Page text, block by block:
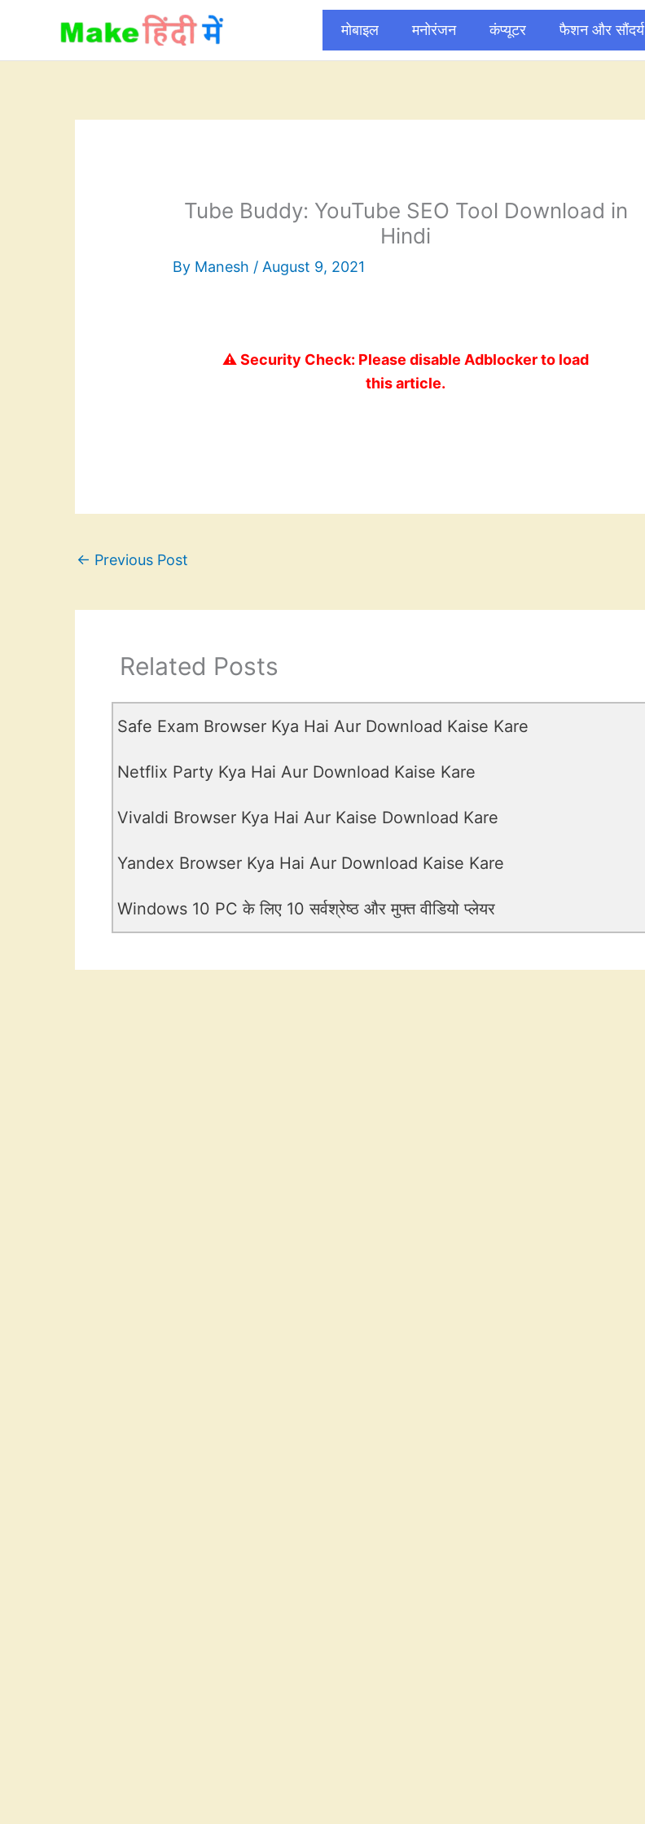
content
मोबाइल मनोरंजन कंप्यूटर फैशन और सौंदर्य
Tube Buddy: YouTube SEO Tool Download in
Hindi
By Manesh / August 9, 2021
⚠️ Security Check: Please disable Adblocker to load
this article.
← Previous Post
Related Posts
Safe Exam Browser Kya Hai Aur Download Kaise Kare
Netflix Party Kya Hai Aur Download Kaise Kare
Vivaldi Browser Kya Hai Aur Kaise Download Kare
Yandex Browser Kya Hai Aur Download Kaise Kare
Windows 10 PC के लिए 10 सर्वश्रेष्ठ और मुफ्त वीडियो प्लेयर